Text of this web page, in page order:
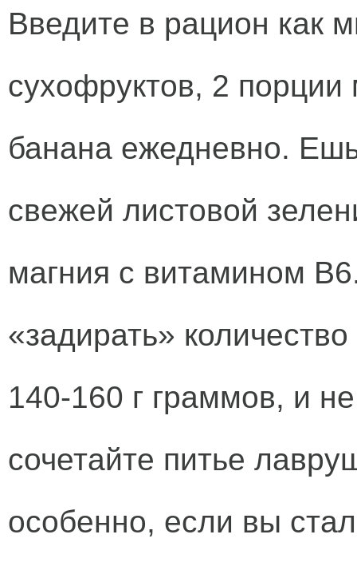
Введите в рацион как
сухофруктов, 2
банана ежедневно.
свежей листовой
магния с витамином
«задирать»
140-160 г граммов, и
сочетайте питье
особенно, если вы